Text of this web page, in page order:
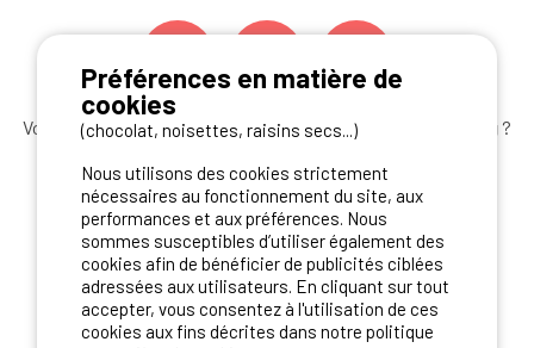
Vous souhaitez bénéficier desmeilleures offres camping ?
S'ABONNER
NOS PARTENAIRES
Préférences en matière de
cookies
(chocolat, noisettes, raisins secs...)
Nous utilisons des cookies strictement
nécessaires au fonctionnement du site, aux
performances et aux préférences. Nous
sommes susceptibles d’utiliser également des
cookies afin de bénéficier de publicités ciblées
adressées aux utilisateurs. En cliquant sur tout
accepter, vous consentez à l'utilisation de ces
cookies aux fins décrites dans notre politique